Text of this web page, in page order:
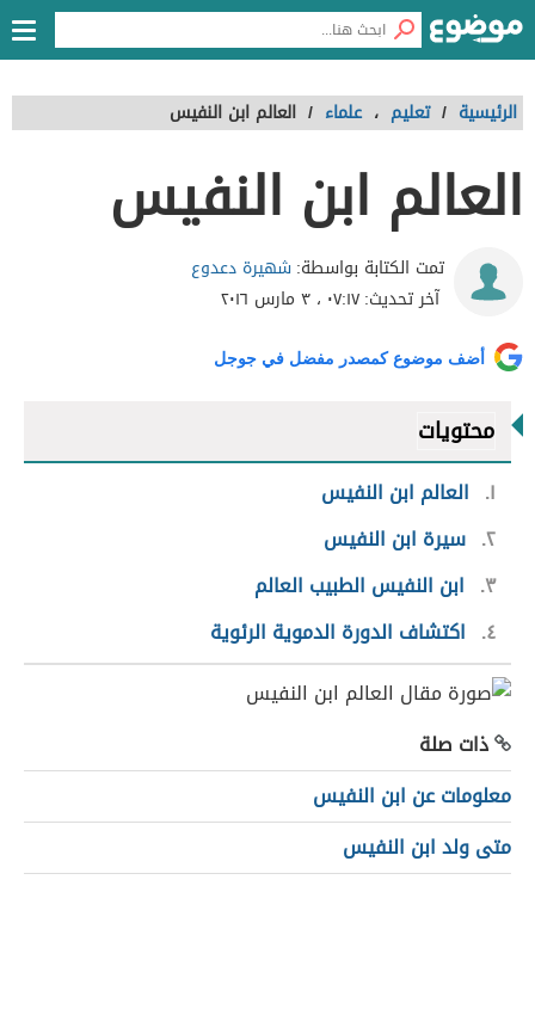
الرئيسية / تعليم ، علماء / العالم ابن النفيس
العالم ابن النفيس
تمت الكتابة بواسطة:شهيرة دعدوع
آخر تحديث:٠٧:١٧ ، ٣ مارس ٢٠١٦
أضف موضوع كمصدر مفضل في جوجل
محتويات
١
العالم ابن النفيس
٢ سيرة ابن النفيس
٣
ابن النفيس الطبيب العالم
٤
اكتشاف الدورة الدموية الرئوية
ذات صلة
معلومات عن ابن النفيس
متى ولد ابن النفيس